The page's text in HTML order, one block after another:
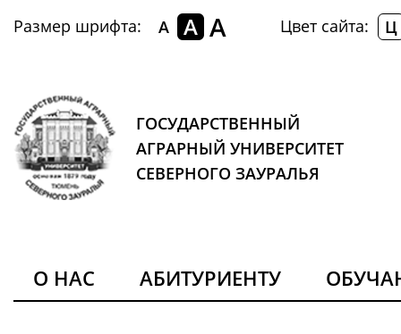
Размер шрифта: A A A Цвет сайта: Ц
ГОСУДАРСТВЕННЫЙ
АГРАРНЫЙ УНИВЕРСИТЕТ
СЕВЕРНОГО ЗАУРАЛЬЯ
О НАС АБИТУРИЕНТУ